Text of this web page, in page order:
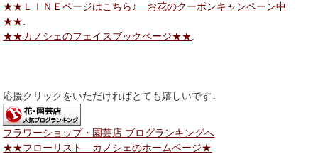
★★ＬＩＮＥページはこちら♪ お花のクーポンキャンペーン中
★★.
★★カノシェのフェイスブックページ★★.
応援クリックをいただければとても嬉しいです↓
フラワーショップ・園芸店 ブログランキングへ
★★フローリスト カノシェのホームページ★